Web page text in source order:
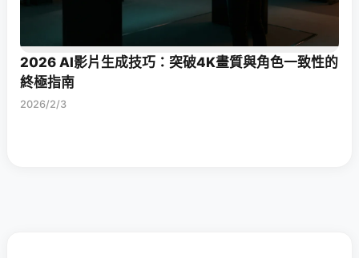
2026 AI影片生成技巧：突破4K畫質與角色一致性的
終極指南
2026/2/3